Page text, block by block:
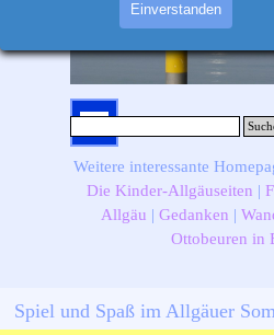
Einverstanden
Weitere interessante
Die Kinder-Allgäuseiten |
Allgäu | Gedanken |
Ottobeuren in
Spiel und Spaß im Allgäuer